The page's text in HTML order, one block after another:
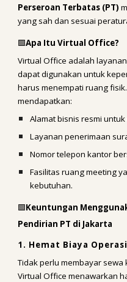
Perseroan Terbatas (PT)
yang sah dan sesuai
🟩Apa Itu Virtual Office?
Virtual Office adalah
dapat digunakan untuk
harus menempati ruang
mendapatkan:
Alamat bisnis resmi
Layanan penerimaan
Nomor telepon kantor
Fasilitas ruang meeting
kebutuhan.
🟩Keuntungan
Pendirian PT di Jakarta
1. Hemat Biaya
Tidak perlu membayar sewa
Virtual Office menawarkan